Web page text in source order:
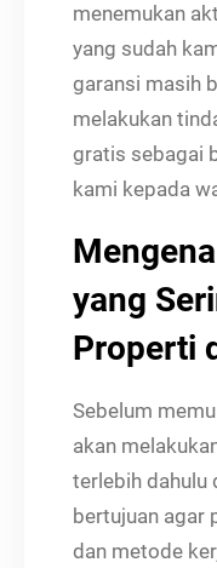
menemukan
yang sudah
garansi masih
melakukan
gratis sebagai
kami kepada
yang
Properti
Sebelum
akan
terlebih dahulu
bertujuan agar
dan metode